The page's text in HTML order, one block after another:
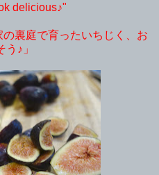
delicious♪"
裏庭で育ったいちじく、お
う♪」